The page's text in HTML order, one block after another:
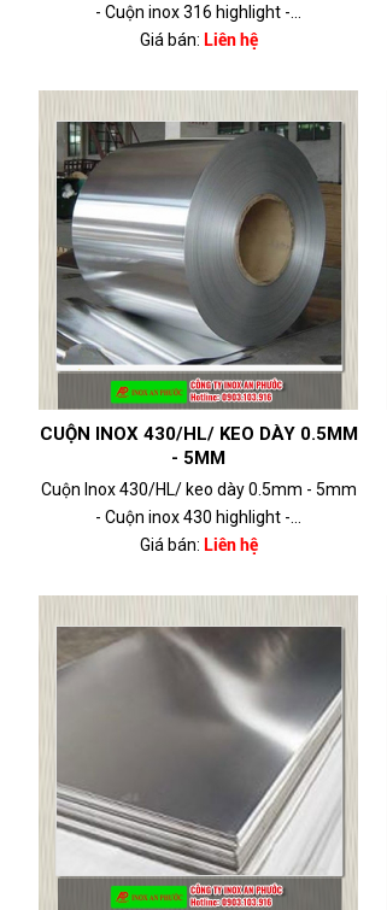
- Cuộn inox 316 highlight -...
Giá bán: Liên hệ
CUỘN INOX 430/HL/ KEO DÀY 0.5MM
- 5MM
Cuộn Inox 430/HL/ keo dày 0.5mm - 5mm
- Cuộn inox 430 highlight -...
Giá bán: Liên hệ